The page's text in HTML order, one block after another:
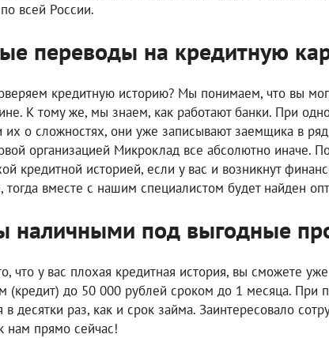
всей России.
переводы на кредитную
кредитную историю? Мы понимаем, что вы
К тому же, мы знаем, как работают банки. При
их о сложностях, они уже записывают заемщика в
организацией Микроклад все абсолютно иначе.
кредитной историей, если у вас и возникнут
тогда вместе с нашим специалистом будет найден
наличными под выгодные
что у вас плохая кредитная история, вы сможете
(кредит) до 50 000 рублей сроком до 1 месяца. При
в десятки раз, как и срок займа. Заинтересовало
нам прямо сейчас!